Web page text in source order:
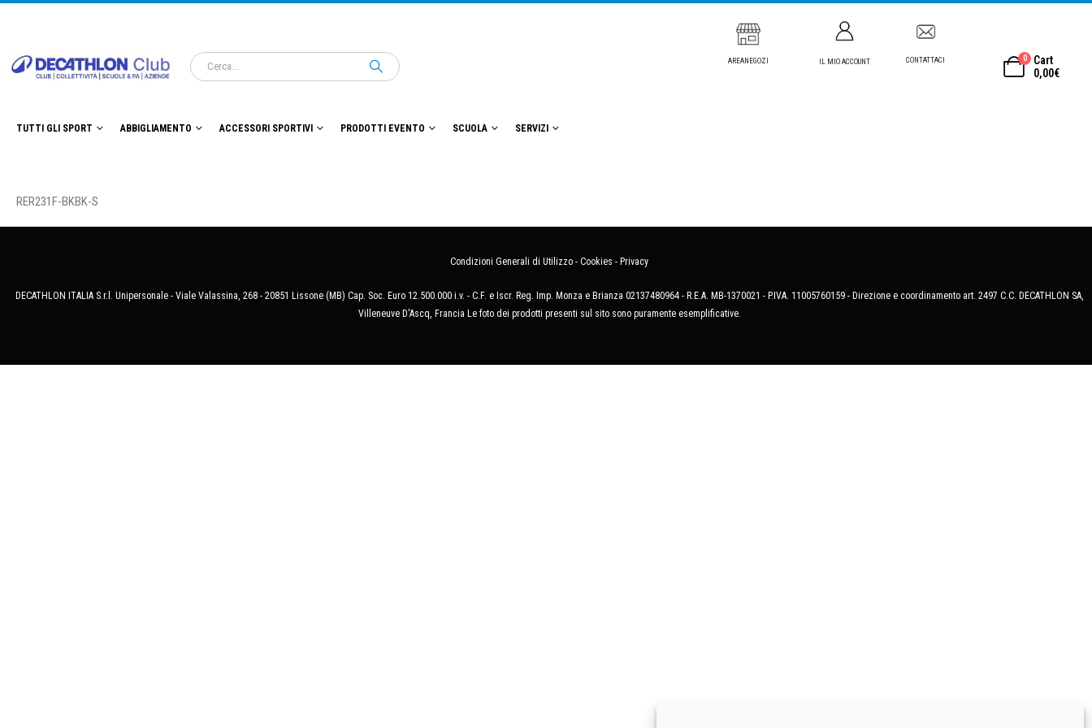
AREANEGOZI IL MIO ACCOUNT CONTATTACI 0
Cart
0,00€
TUTTI GLI SPORT ABBIGLIAMENTO ACCESSORI SPORTIVI PRODOTTI EVENTO SCUOLA SERVIZI
RER231F-BKBK-S
Condizioni Generali di Utilizzo - Cookies - Privacy
DECATHLON ITALIA S.r.l. Unipersonale - Viale Valassina, 268 - 20851 Lissone (MB) Cap. Soc. Euro 12.500.000 i.v. - C.F. e Iscr. Reg. Imp. Monza e Brianza 02137480964 - R.E.A. MB-1370021 - P.IVA. 11005760159 - Direzione e coordinamento art. 2497 C.C. DECATHLON SA,
Villeneuve D'Ascq, Francia Le foto dei prodotti presenti sul sito sono puramente esemplificative.